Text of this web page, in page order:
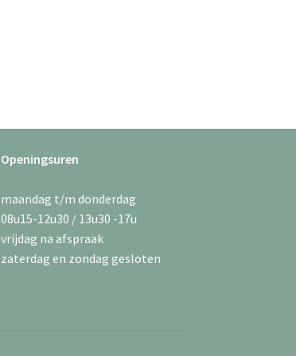
Openingsuren
maandag t/m donderdag
08u15-12u30 / 13u30 -17u
vrijdag na afspraak
zaterdag en zondag gesloten